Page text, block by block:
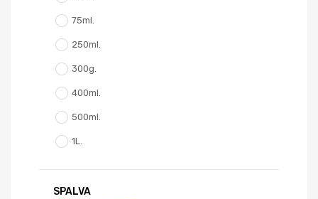
75ml.
250ml.
300g.
400ml.
500ml.
1L.
SPALVA